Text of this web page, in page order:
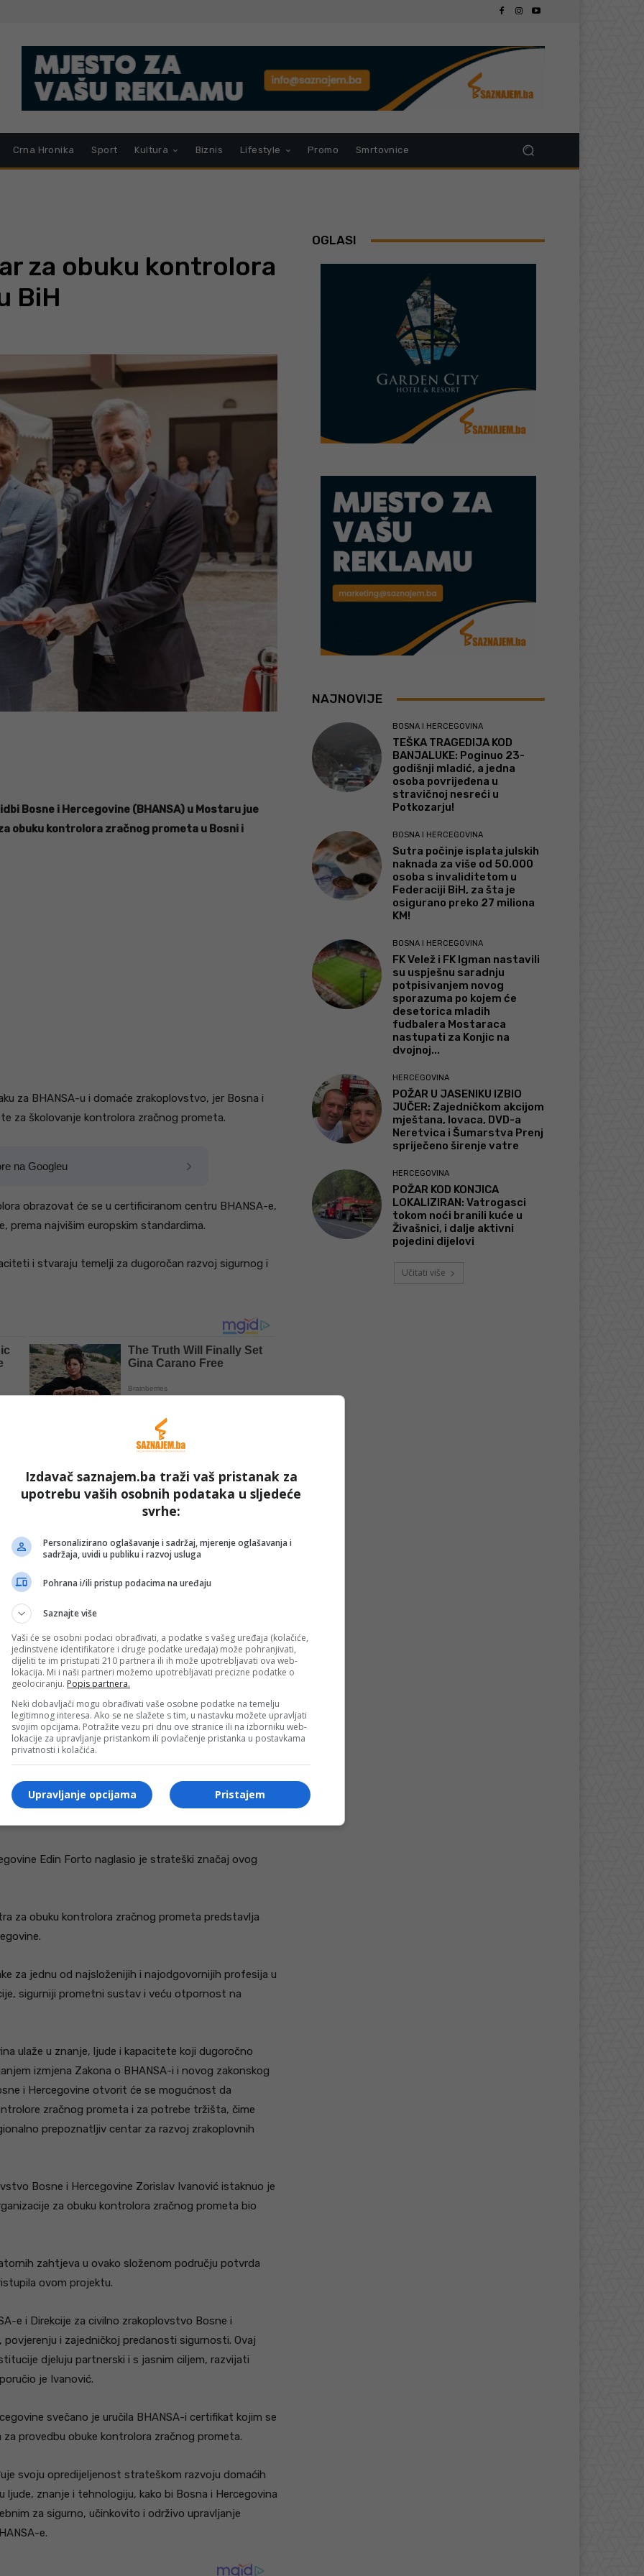
Crna Hronika Sport Kultura Biznis Lifestyle Promo Smrtovnice
za obuku kontrolora
BiH
Bosne i Hercegovine (BHANSA) u Mostaru jue
obuku kontrolora zračnog prometa u Bosni i
za BHANSA-u i domaće zrakoplovstvo, jer Bosna i
za školovanje kontrolora zračnog prometa.
na Googleu
obrazovat će se u certificiranom centru BHANSA-e,
prema najvišim europskim standardima.
i stvaraju temelji za dugoročan razvoj sigurnog i
generacije od 17 kandidata za kontrolore zračnog
upravo u ovom centru.
Bosne i Hercegovine Edin Forto, generalni
i Hercegovine Zorislav Ivanović, predstavnici
je kako je riječ o jednom od najvažnijih trenutaka u
otvaramo novo poglavlje u razvoju zračne plovidbe
u razvoju BHANSA-e od njezina osnutka i
i kapacitet razvijati vlastite vrhunske
centar u kojem će se stvarati nove generacije
desetljećima čuvati sigurnost našega neba – kazao
Edin Forto naglasio je strateški značaj ovog
za obuku kontrolora zračnog prometa predstavlja
za jednu od najsloženijih i najodgovornijih profesija u
sigurniji prometni sustav i veću otpornost na
ulaže u znanje, ljude i kapacitete koji dugoročno
izmjena Zakona o BHANSA-i i novog zakonskog
i Hercegovine otvorit će se mogućnost da
zračnog prometa i za potrebe tržišta, čime
prepoznatljiv centar za razvoj zrakoplovnih
Bosne i Hercegovine Zorislav Ivanović istaknuo je
za obuku kontrolora zračnog prometa bio
zahtjeva u ovako složenom području potvrda
ovom projektu.
e i Direkcije za civilno zrakoplovstvo Bosne i
i zajedničkoj predanosti sigurnosti. Ovaj
djeluju partnerski i s jasnim ciljem, razvijati
je Ivanović.
svečano je uručila BHANSA-i certifikat kojim se
provedbu obuke kontrolora zračnog prometa.
svoju opredijeljenost strateškom razvoju domaćih
znanje i tehnologiju, kako bi Bosna i Hercegovina
za sigurno, učinkovito i održivo upravljanje
e.
OGLASI
NAJNOVIJE
BOSNA I HERCEGOVINA
TEŠKA TRAGEDIJA KOD
BANJALUKE: Poginuo 23-
godišnji mladić, a jedna
osoba povrijeđena u
stravičnoj nesreći u
Potkozarju!
BOSNA I HERCEGOVINA
Sutra počinje isplata julskih
naknada za više od 50.000
osoba s invaliditetom u
Federaciji BiH, za šta je
osigurano preko 27 miliona
KM!
BOSNA I HERCEGOVINA
FK Velež i FK Igman nastavili
su uspješnu saradnju
potpisivanjem novog
sporazuma po kojem će
desetorica mladih
fudbalera Mostaraca
nastupati za Konjic na
dvojnoj...
HERCEGOVINA
POŽAR U JASENIKU IZBIO
JUČER: Zajedničkom akcijom
mještana, lovaca, DVD-a
Neretvica i Šumarstva Prenj
spriječeno širenje vatre
HERCEGOVINA
POŽAR KOD KONJICA
LOKALIZIRAN: Vatrogasci
tokom noći branili kuće u
Živašnici, i dalje aktivni
pojedini dijelovi
Učitati više
Izdavač saznajem.ba traži vaš pristanak za
upotrebu vaših osobnih podataka u sljedeće
svrhe:
Personalizirano oglašavanje i sadržaj, mjerenje oglašavanja i
sadržaja, uvidi u publiku i razvoj usluga
Pohrana i/ili pristup podacima na uređaju
Saznajte više
Vaši će se osobni podaci obrađivati, a podatke s vašeg uređaja (kolačiće,
jedinstvene identifikatore i druge podatke uređaja) može pohranjivati,
dijeliti te im pristupati 210 partnera ili ih može upotrebljavati ova web-
lokacija. Mi i naši partneri možemo upotrebljavati precizne podatke o
geolociranju. Popis partnera.
Neki dobavljači mogu obrađivati vaše osobne podatke na temelju
legitimnog interesa. Ako se ne slažete s tim, u nastavku možete upravljati
svojim opcijama. Potražite vezu pri dnu ove stranice ili na izborniku web-
lokacije za upravljanje pristankom ili povlačenje pristanka u postavkama
privatnosti i kolačića.
Pristajem
Upravljanje opcijama